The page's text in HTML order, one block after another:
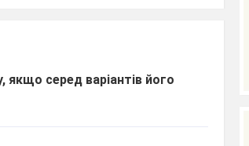
якщо серед варіантів його